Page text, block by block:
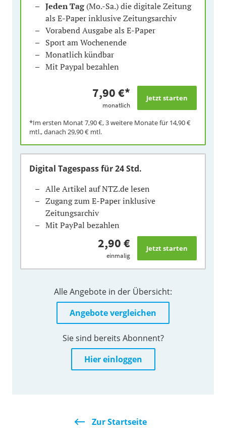
Jeden Tag(Mo.-Sa.) die digitale Zeitung
als E-Paper inklusive Zeitungsarchiv
Vorabend Ausgabe als E-Paper
Sport am Wochenende
Monatlich kündbar
Mit Paypal bezahlen
7,90 €*
monatlich
*Im ersten Monat7,90 €, 3 weitere Monate für 14,90 €
mtl., danach 29,90 € mtl.
Digital Tagespassfür 24 Std.
Alle Artikel auf NTZ.de lesen
Zugang zum E-Paper inklusive
Zeitungsarchiv
Mit PayPal bezahlen
2,90 €
einmalig
Alle Angebote in der Übersicht:
Angebote vergleichen
Sie sind bereits Abonnent?
Hier einloggen
Zur Startseite